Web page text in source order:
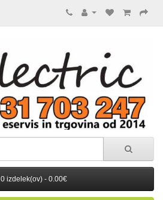
0 izdelek(ov) - 0.00€